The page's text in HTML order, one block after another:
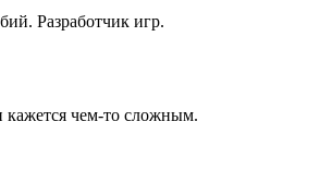
Разработчик игр.
кажется чем-то сложным.